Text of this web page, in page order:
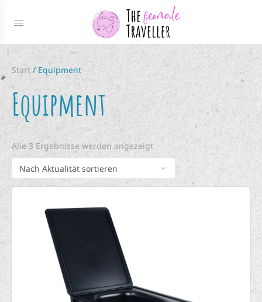
Start / Equipment
Equipment
Alle 3 Ergebnisse werden angezeigt